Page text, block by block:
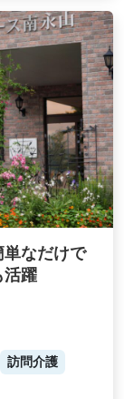
単なだけで
活躍
訪問介護